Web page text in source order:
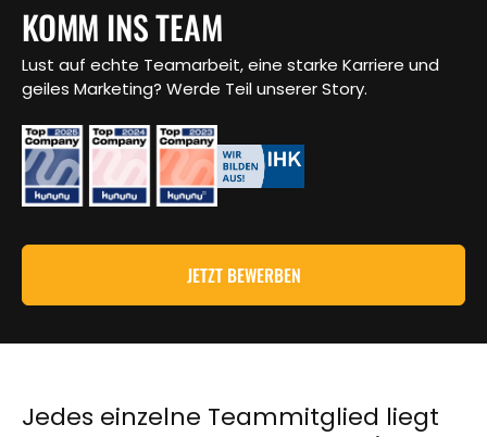
KOMM INS TEAM
Lust auf echte Teamarbeit, eine starke Karriere und
geiles Marketing? Werde Teil unserer Story.
JETZT BEWERBEN
Jedes einzelne Teammitglied liegt